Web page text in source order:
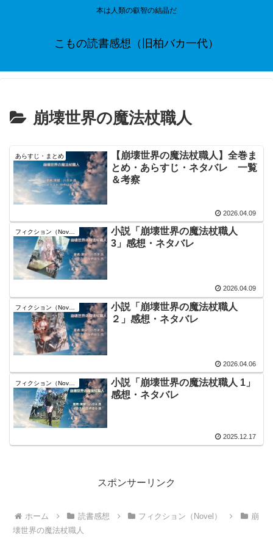
本は人類の叡智の結晶だ
こもの読書感想（旧柏バカ一代）
崩壊世界の魔法杖職人
あらすじ・まとめ
【崩壊世界の魔法杖職人】全巻ま
とめ・あらすじ・ネタバレ 一覧
＆考察
2026.04.09
小説「崩壊世界の魔法杖職人
3」感想・ネタバレ
2026.04.09
小説「崩壊世界の魔法杖職人
２」感想・ネタバレ
2026.04.06
小説「崩壊世界の魔法杖職人 1」
感想・ネタバレ
2025.12.17
スポンサーリンク
ホーム 読書感想 フィクション（Novel）
崩
壊世界の魔法杖職人